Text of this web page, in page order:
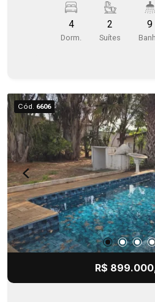
metros, totalizando 40
metros de fundos) e 1.750
Ambientes amplos, área
4
Dorm.
2
Suítes
9
Cód. 6606
R$